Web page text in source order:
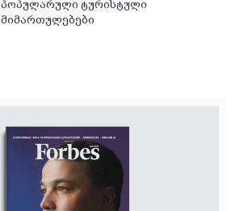
პოპულარული ტურისტული
მიმართულებები